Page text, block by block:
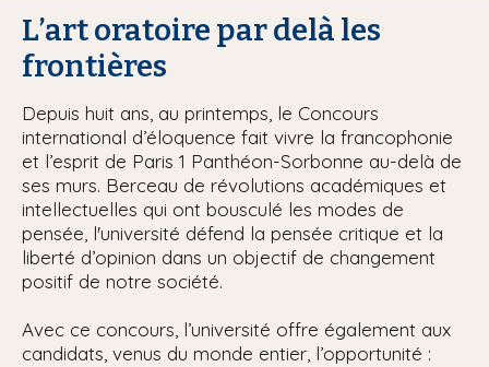
L’art oratoire par delà les
frontières
Depuis huit ans, au printemps, le Concours
international d’éloquence fait vivre la francophonie
et l’esprit de Paris 1 Panthéon-Sorbonne au-delà de
ses murs. Berceau de révolutions académiques et
intellectuelles qui ont bousculé les modes de
pensée, l'université défend la pensée critique et la
liberté d’opinion dans un objectif de changement
positif de notre société.
Avec ce concours, l’université offre également aux
candidats, venus du monde entier, l’opportunité :